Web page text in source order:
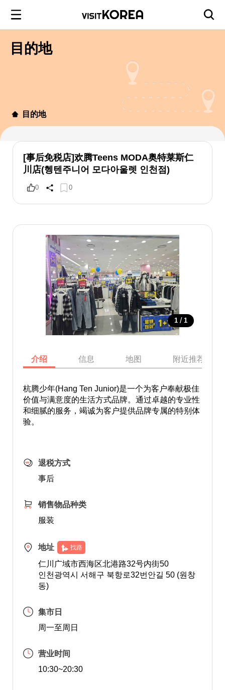
目的地
目的地
[事后免税店]欢腾Teens MODA奥特莱斯仁
川店(헹텐주니어 모다아울렛 인천점)
0 0
1 / 1
介绍 信息 地图 附近推荐景点
杭腾少年(Hang Ten Junior)是一个为客户奉献极佳
价值与满意度的生活方式品牌。通过卓越的专业性
和细腻的服务，竭诚为客户提供品牌专属的特别体
验。
退税方式
事后
销售物品种类
服装
地址 找路
仁川广域市西海区北港路32号内街50
인천광역시 서해구 북항로32번안길 50 (원창
동)
集市日
周一至周日
营业时间
10:30~20:30